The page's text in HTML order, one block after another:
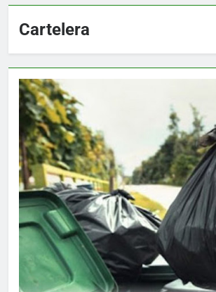
Cartelera